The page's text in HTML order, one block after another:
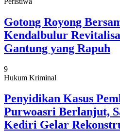
Gotong Royong
Kendalbulur
Gantung yang Rapuh
9
Hukum Kriminal
Penyidikan Kasus
Purwoasri Berlanjut,
Kediri Gelar